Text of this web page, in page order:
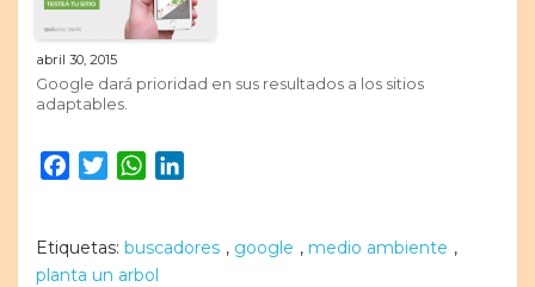
abril 30, 2015
Google dará prioridad en sus resultados a los sitios
adaptables.
Facebook
TwitterWhatsApp
Etiquetas: buscadores , google , medio ambiente ,
planta un arbol